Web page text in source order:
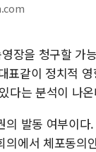
장을 청구할 가
같이 정치적
다는 분석이 나
의 발동 여부이
에서 체포동의